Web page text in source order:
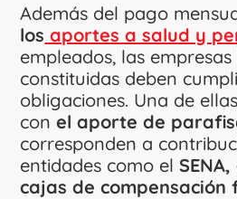
Además del pago
los aportes a salud y
empleados, las
constituidas deben
obligaciones. Una de
conel aporte de
corresponden a
entidades como el
cajas de compensación